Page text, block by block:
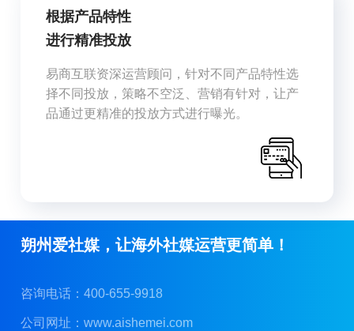
根据产品特性
进行精准投放
易商互联资深运营顾问，针对不同产品特性选
择不同投放，策略不空泛、营销有针对，让产
品通过更精准的投放方式进行曝光。
朔州爱社媒，让海外社媒运营更简单！
咨询电话：400-655-9918
公司网址：www.aishemei.com